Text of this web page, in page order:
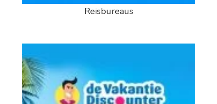
Reisbureaus